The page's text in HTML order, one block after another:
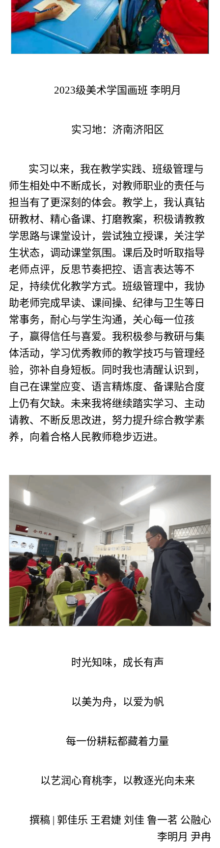
2023级美术学国画班 李明月
实习地：济南济阳区
实习以来，我在教学实践、班级管理与
师生相处中不断成长，对教师职业的责任与
担当有了更深刻的体会。教学上，我认真钻
研教材、精心备课、打磨教案，积极请教教
学思路与课堂设计，尝试独立授课，关注学
生状态，调动课堂氛围。课后及时听取指导
老师点评，反思节奏把控、语言表达等不
足，持续优化教学方式。班级管理中，我协
助老师完成早读、课间操、纪律与卫生等日
常事务，耐心与学生沟通，关心每一位孩
子，赢得信任与喜爱。我积极参与教研与集
体活动，学习优秀教师的教学技巧与管理经
验，弥补自身短板。同时我也清醒认识到，
自己在课堂应变、语言精炼度、备课贴合度
上仍有欠缺。未来我将继续踏实学习、主动
请教、不断反思改进，努力提升综合教学素
养，向着合格人民教师稳步迈进。
时光知味，成长有声
以美为舟，以爱为帆
每一份耕耘都藏着力量
以艺润心育桃李，以教逐光向未来
撰稿 | 郭佳乐 王君婕 刘佳 鲁一茗 公融心
李明月 尹冉